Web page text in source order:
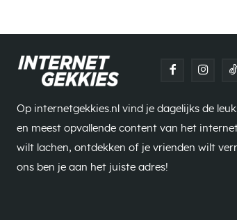
Op internetgekkies.nl vind je dagelijks de
en meest opvallende content van het
wilt lachen, ontdekken of je vrienden wilt
ons ben je aan het juiste adres!